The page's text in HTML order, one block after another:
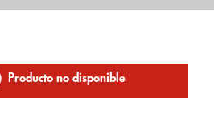
Producto no disponible